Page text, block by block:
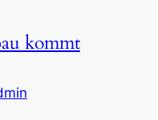
kommt